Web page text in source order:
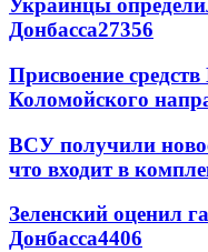
Украинцы
Донбасса27356
Присвоение
Коломойского
ВСУ получили
что входит в
Зеленский оценил
Донбасса4406